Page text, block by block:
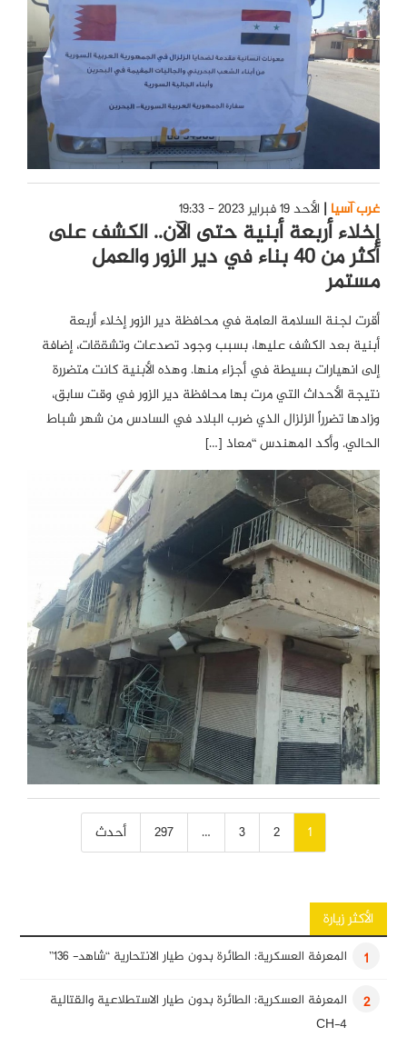
غرب آسيا الأحد 19 فبراير 2023 - 19:33
إخلاء أربعة أبنية حتى الآن.. الكشف على
أكثر من 40 بناء في دير الزور والعمل
مستمر
أقرت لجنة السلامة العامة في محافظة دير الزور إخلاء أربعة
أبنية بعد الكشف عليها، بسبب وجود تصدعات وتشققات، إضافة
إلى انهيارات بسيطة في أجزاء منها. وهذه الأبنية كانت متضررة
نتيجة الأحداث التي مرت بها محافظة دير الزور في وقت سابق،
وزادها تضرراً الزلزال الذي ضرب البلاد في السادس من شهر شباط
الحالي. وأكد المهندس “معاذ […]
المقالات1
2
3
…
297 أحدث
الأكثر زيارة
1
المعرفة العسكرية: الطائرة بدون طيار الانتحارية “شاهد- 136”
2
المعرفة العسكرية: الطائرة بدون طيار الاستطلاعية والقتالية
CH-4